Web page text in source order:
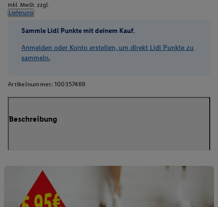
inkl. MwSt. zzgl.
Lieferung
Sammle Lidl Punkte mit deinem Kauf.
Anmelden oder Konto erstellen, um direkt Lidl Punkte zu
sammeln.
Artikelnummer: 100357469
Beschreibung